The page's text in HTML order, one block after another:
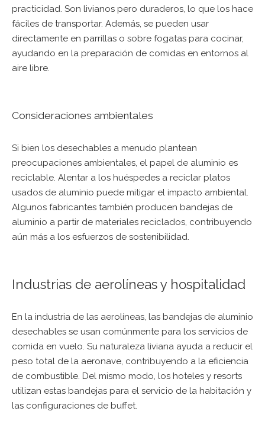
practicidad. Son livianos pero duraderos, lo que los hace
fáciles de transportar. Además, se pueden usar
directamente en parrillas o sobre fogatas para cocinar,
ayudando en la preparación de comidas en entornos al
aire libre.
Consideraciones ambientales
Si bien los desechables a menudo plantean
preocupaciones ambientales, el papel de aluminio es
reciclable. Alentar a los huéspedes a reciclar platos
usados ​​de aluminio puede mitigar el impacto ambiental.
Algunos fabricantes también producen bandejas de
aluminio a partir de materiales reciclados, contribuyendo
aún más a los esfuerzos de sostenibilidad.
Industrias de aerolíneas y hospitalidad
En la industria de las aerolíneas, las bandejas de aluminio
desechables se usan comúnmente para los servicios de
comida en vuelo. Su naturaleza liviana ayuda a reducir el
peso total de la aeronave, contribuyendo a la eficiencia
de combustible. Del mismo modo, los hoteles y resorts
utilizan estas bandejas para el servicio de la habitación y
las configuraciones de buffet.